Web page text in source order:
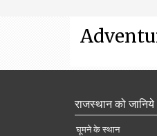
राजस्थान को जानिये
घूमने के स्थान